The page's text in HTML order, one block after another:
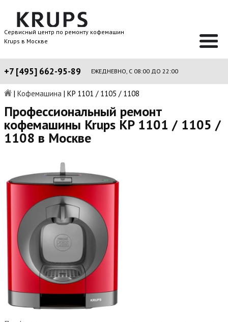
Сервисный центр по ремонту кофемашин
Krups в Москве
+7 [495] 662-95-89 ЕЖЕДНЕВНО, С 08:00 ДО 22:00
| Кофемашина | KP 1101 / 1105 / 1108
Профессиональный ремонт
кофемашины Krups KP 1101 / 1105 /
1108 в Москве